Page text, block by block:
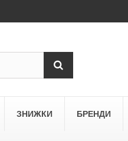
ЗНИЖКИ БРЕНДИ